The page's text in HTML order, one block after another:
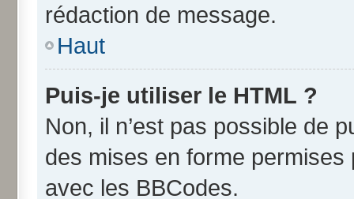
rédaction de message.
Haut
Puis-je utiliser le HTML ?
Non, il n’est pas possible de
des mises en forme
avec les BBCodes.